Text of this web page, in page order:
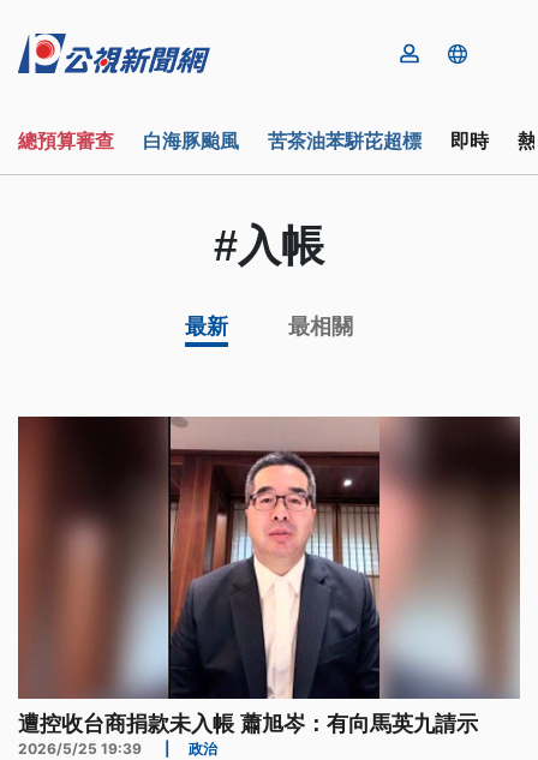
總預算審查 白海豚颱風 苦茶油苯駢芘超標 即時
#入帳
最新 最相關
遭控收台商捐款未入帳 蕭旭岑：有向馬英九請示
2026/5/25 19:39 政治